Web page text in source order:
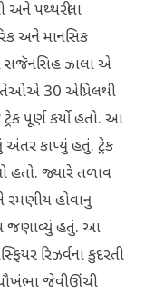
અને પથ્થરીલા
અને માનસિક
સજૅનસિહ ઝાલા એ
તેઓએ 30 એપ્રિલથી
પૂર્ણ કર્યો હતો. આ
અંતર કાપ્યું હતું. ટ્રેક
હતો. જ્યારે તળાવ
હોવાનુ
જણાવ્યું હતું. આ
રિઝર્વના કુદરતી
જેવીઊંચી